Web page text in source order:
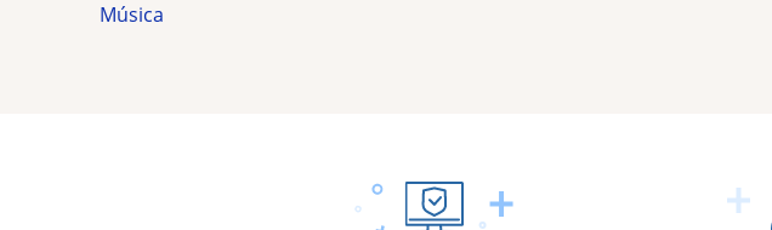
Música